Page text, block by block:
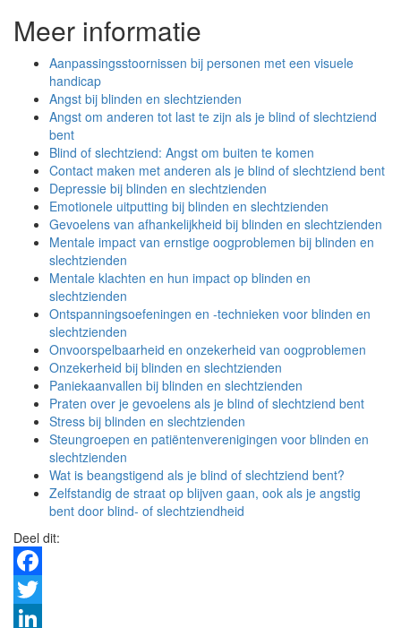
Meer informatie
Aanpassingsstoornissen bij personen met een visuele
handicap
Angst bij blinden en slechtzienden
Angst om anderen tot last te zijn als je blind of slechtziend
bent
Blind of slechtziend: Angst om buiten te komen
Contact maken met anderen als je blind of slechtziend bent
Depressie bij blinden en slechtzienden
Emotionele uitputting bij blinden en slechtzienden
Gevoelens van afhankelijkheid bij blinden en slechtzienden
Mentale impact van ernstige oogproblemen bij blinden en
slechtzienden
Mentale klachten en hun impact op blinden en
slechtzienden
Ontspanningsoefeningen en -technieken voor blinden en
slechtzienden
Onvoorspelbaarheid en onzekerheid van oogproblemen
Onzekerheid bij blinden en slechtzienden
Paniekaanvallen bij blinden en slechtzienden
Praten over je gevoelens als je blind of slechtziend bent
Stress bij blinden en slechtzienden
Steungroepen en patiëntenverenigingen voor blinden en
slechtzienden
Wat is beangstigend als je blind of slechtziend bent?
Zelfstandig de straat op blijven gaan, ook als je angstig
bent door blind- of slechtziendheid
Deel dit:
Facebook
Twitter